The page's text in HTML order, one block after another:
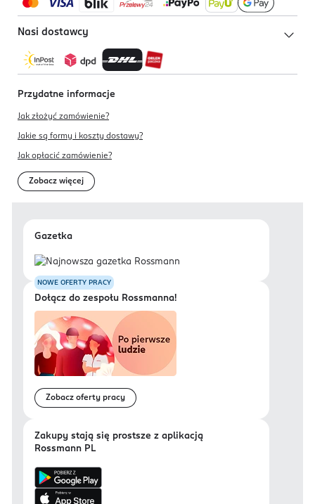
Nasi dostawcy
Przydatne informacje
Jak złożyć zamówienie?
Jakie są formy i koszty dostawy?
Jak opłacić zamówienie?
Zobacz więcej
Gazetka
NOWE OFERTY PRACY
Dołącz do zespołu Rossmanna!
Zobacz oferty pracy
Zakupy stają się prostsze z aplikacją
Rossmann PL